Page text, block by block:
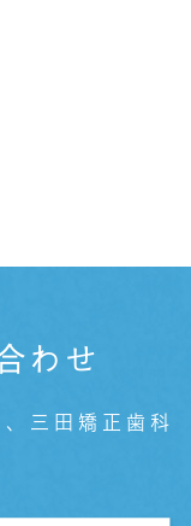
わせ
三田矯正歯科